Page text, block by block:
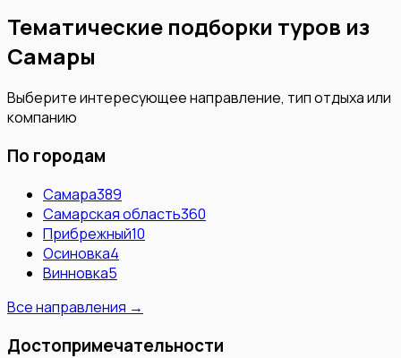
Тематические подборки туров из
Самары
Выберите интересующее направление, тип отдыха или
компанию
По городам
Самара389
Самарская область360
Прибрежный10
Осиновка4
Винновка5
Все направления →
Достопримечательности